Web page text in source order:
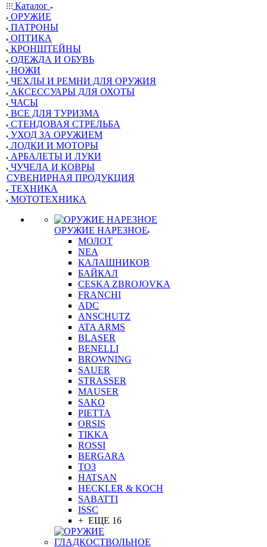
Каталог
ОРУЖИЕ
ПАТРОНЫ
ОПТИКА
КРОНШТЕЙНЫ
ОДЕЖДА И ОБУВЬ
НОЖИ
ЧЕХЛЫ И РЕМНИ ДЛЯ ОРУЖИЯ
АКСЕССУАРЫ ДЛЯ ОХОТЫ
ЧАСЫ
ВСЕ ДЛЯ ТУРИЗМА
СТЕНДОВАЯ СТРЕЛЬБА
УХОД ЗА ОРУЖИЕМ
ЛОДКИ И МОТОРЫ
АРБАЛЕТЫ И ЛУКИ
ЧУЧЕЛА И КОВРЫ
СУВЕНИРНАЯ ПРОДУКЦИЯ
ТЕХНИКА
МОТОТЕХНИКА
ОРУЖИЕ НАРЕЗНОЕ
МОЛОТ
NEA
КАЛАШНИКОВ
БАЙКАЛ
CESKA ZBROJOVKA
FRANCHI
ADC
ANSCHUTZ
ATA ARMS
BLASER
BENELLI
BROWNING
SAUER
STRASSER
MAUSER
SAKO
PIETTA
ORSIS
TIKKA
ROSSI
BERGARA
ТОЗ
HATSAN
HECKLER & KOCH
SABATTI
ISSC
+ ЕЩЕ 16